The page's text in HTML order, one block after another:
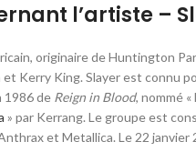
l’artiste –
originaire de Huntington
et Kerry King. Slayer est connu
1986 de Reign in Blood, nommé
» par Kerrang. Le groupe est
et Metallica. Le 22 janvier